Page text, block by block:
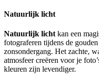
Natuurlijk licht
Natuurlijk licht kan een
fotograferen tijdens de
zonsondergang. Het zachte,
atmosfeer creëren voor je
kleuren zijn levendiger.